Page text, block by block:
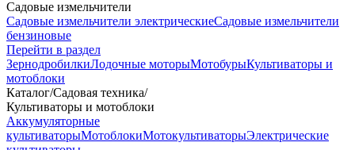
Садовые измельчители
Садовые измельчители электрическиеСадовые измельчители
бензиновые
Перейти в раздел
ЗернодробилкиЛодочные моторыМотобурыКультиваторы и
мотоблоки
Каталог/Садовая техника/
Культиваторы и мотоблоки
Аккумуляторные
культиваторыМотоблокиМотокультиваторыЭлектрические